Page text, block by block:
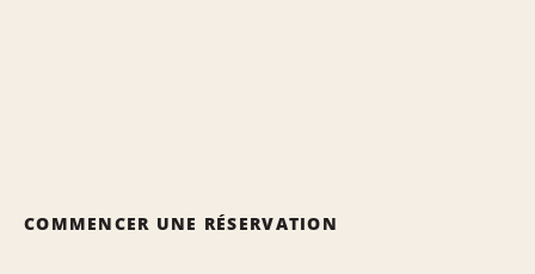
COMMENCER UNE RÉSERVATION